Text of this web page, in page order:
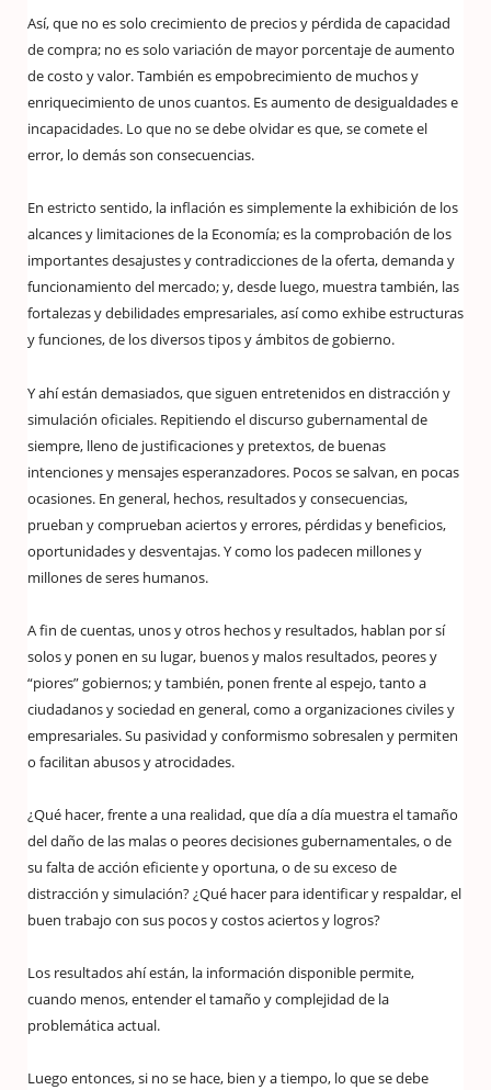
Así, que no es solo crecimiento de precios y pérdida de capacidad
de compra; no es solo variación de mayor porcentaje de aumento
de costo y valor. También es empobrecimiento de muchos y
enriquecimiento de unos cuantos. Es aumento de desigualdades e
incapacidades. Lo que no se debe olvidar es que, se comete el
error, lo demás son consecuencias.
En estricto sentido, la inflación es simplemente la exhibición de los
alcances y limitaciones de la Economía; es la comprobación de los
importantes desajustes y contradicciones de la oferta, demanda y
funcionamiento del mercado; y, desde luego, muestra también, las
fortalezas y debilidades empresariales, así como exhibe estructuras
y funciones, de los diversos tipos y ámbitos de gobierno.
Y ahí están demasiados, que siguen entretenidos en distracción y
simulación oficiales. Repitiendo el discurso gubernamental de
siempre, lleno de justificaciones y pretextos, de buenas
intenciones y mensajes esperanzadores. Pocos se salvan, en pocas
ocasiones. En general, hechos, resultados y consecuencias,
prueban y comprueban aciertos y errores, pérdidas y beneficios,
oportunidades y desventajas. Y como los padecen millones y
millones de seres humanos.
A fin de cuentas, unos y otros hechos y resultados, hablan por sí
solos y ponen en su lugar, buenos y malos resultados, peores y
“piores” gobiernos; y también, ponen frente al espejo, tanto a
ciudadanos y sociedad en general, como a organizaciones civiles y
empresariales. Su pasividad y conformismo sobresalen y permiten
o facilitan abusos y atrocidades.
¿Qué hacer, frente a una realidad, que día a día muestra el tamaño
del daño de las malas o peores decisiones gubernamentales, o de
su falta de acción eficiente y oportuna, o de su exceso de
distracción y simulación? ¿Qué hacer para identificar y respaldar, el
buen trabajo con sus pocos y costos aciertos y logros?
Los resultados ahí están, la información disponible permite,
cuando menos, entender el tamaño y complejidad de la
problemática actual.
Luego entonces, si no se hace, bien y a tiempo, lo que se debe